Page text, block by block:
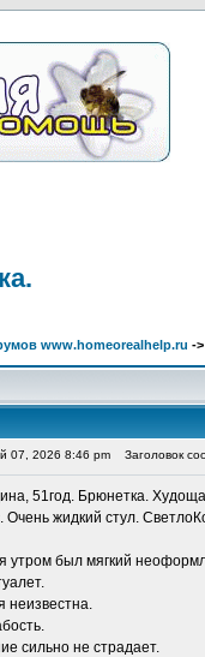
www.homeorealhelp.ru -
07, 2026 8:46 pm Заголовок
51год. Брюнетка.
жидкий стул.
утром был мягкий
неизвестна.
сильно не страдает.